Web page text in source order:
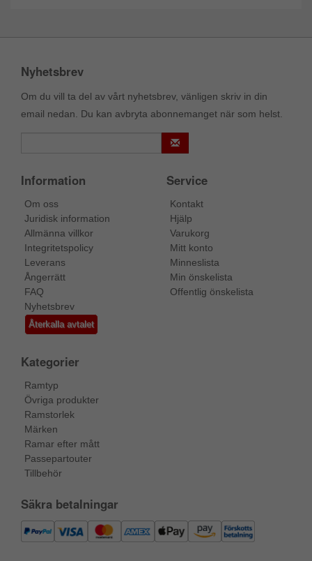
Nyhetsbrev
Om du vill ta del av vårt nyhetsbrev, vänligen skriv in din
email nedan. Du kan avbryta abonnemanget när som helst.
Information
Om oss
Juridisk information
Allmänna villkor
Integritetspolicy
Leverans
Ångerrätt
FAQ
Nyhetsbrev
Återkalla avtalet
Service
Kontakt
Hjälp
Varukorg
Mitt konto
Minneslista
Min önskelista
Offentlig önskelista
Kategorier
Ramtyp
Övriga produkter
Ramstorlek
Märken
Ramar efter mått
Passepartouter
Tillbehör
Säkra betalningar